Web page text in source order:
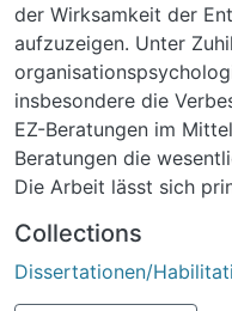
der Wirksamkeit der
aufzuzeigen. Unter
insbesondere die
EZ-Beratungen im
Beratungen die
Die Arbeit lässt sich
Modul und dem
werden die
Weg aufgezeigt und
Collections
Dissertationen/